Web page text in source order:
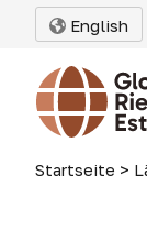
English
Startseite >